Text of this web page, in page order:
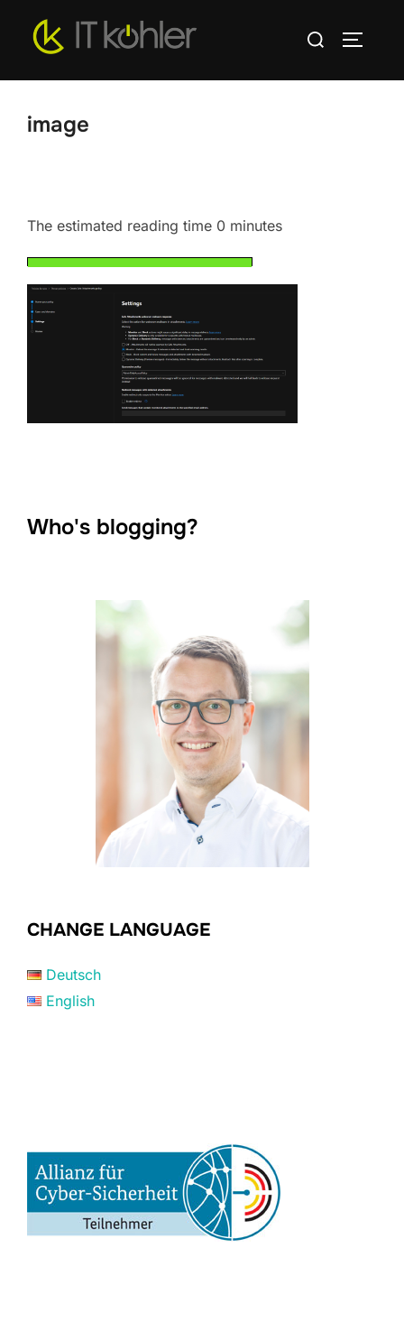
Inhalt
Suchen
image
The estimated reading time 0 minutes
Who's blogging?
CHANGE LANGUAGE
Deutsch
English